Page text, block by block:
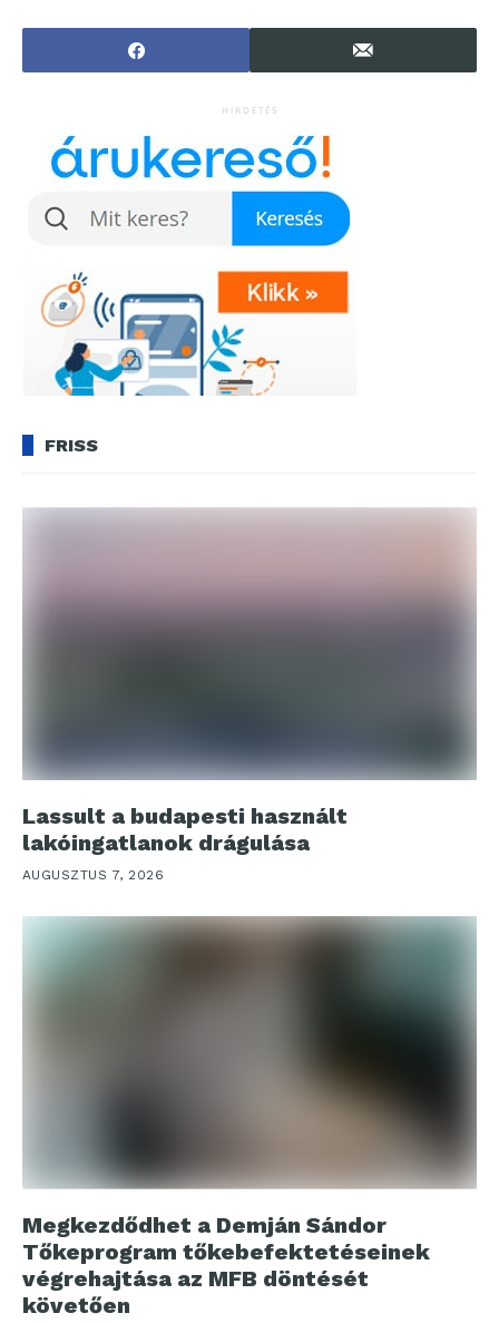
szintet lépett az
HIRDETÉS
FRISS
Lassult a budapesti használt
lakóingatlanok drágulása
AUGUSZTUS 7, 2026
Megkezdődhet a Demján Sándor
Tőkeprogram tőkebefektetéseinek
végrehajtása az MFB döntését
követően